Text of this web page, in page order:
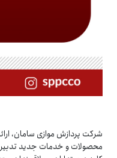
شرکت پردازش موازی سامان،
محصولات و خدمات جدید تدبیر